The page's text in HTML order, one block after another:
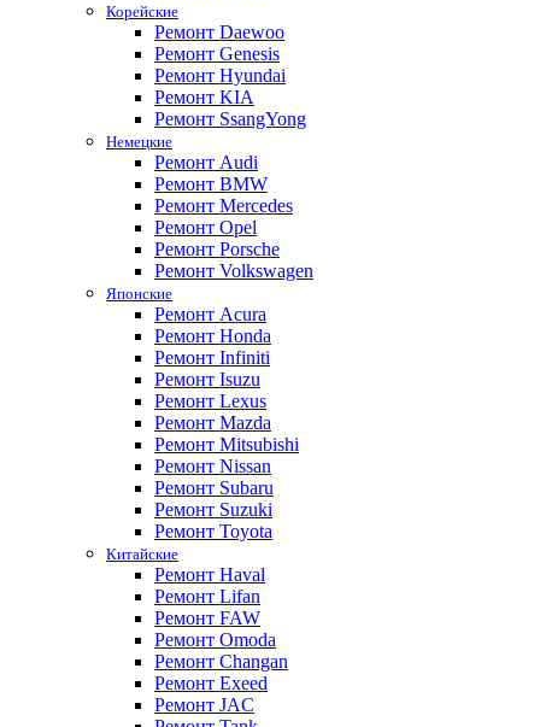
Корейские
Ремонт Daewoo
Ремонт Genesis
Ремонт Hyundai
Ремонт KIA
Ремонт SsangYong
Немецкие
Ремонт Audi
Ремонт BMW
Ремонт Mercedes
Ремонт Opel
Ремонт Porsche
Ремонт Volkswagen
Японские
Ремонт Acura
Ремонт Honda
Ремонт Infiniti
Ремонт Isuzu
Ремонт Lexus
Ремонт Mazda
Ремонт Mitsubishi
Ремонт Nissan
Ремонт Subaru
Ремонт Suzuki
Ремонт Toyota
Китайские
Ремонт Haval
Ремонт Lifan
Ремонт FAW
Ремонт Omoda
Ремонт Changan
Ремонт Exeed
Ремонт JAC